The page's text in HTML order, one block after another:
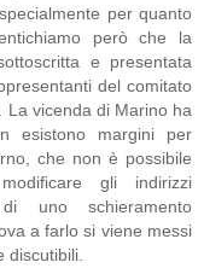
per quanto
però che la
e presentata
del comitato
vicenda di Marino ha
esistono margini per
che non è possibile
gli indirizzi
uno schieramento
a farlo si viene messi
discutibili.